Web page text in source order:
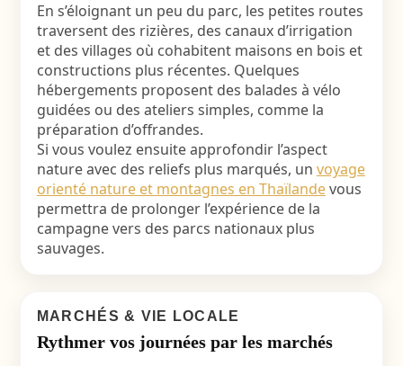
En s’éloignant un peu du parc, les petites routes
traversent des rizières, des canaux d’irrigation
et des villages où cohabitent maisons en bois et
constructions plus récentes. Quelques
hébergements proposent des balades à vélo
guidées ou des ateliers simples, comme la
préparation d’offrandes.
Si vous voulez ensuite approfondir l’aspect
nature avec des reliefs plus marqués, un voyage
orienté nature et montagnes en Thaïlandevous
permettra de prolonger l’expérience de la
campagne vers des parcs nationaux plus
sauvages.
MARCHÉS & VIE LOCALE
Rythmer vos journées par les marchés